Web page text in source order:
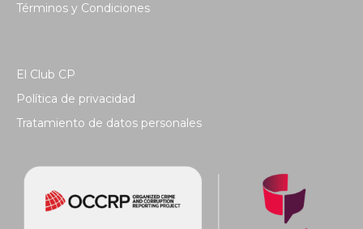
Términos y Condiciones
El Club CP
Política de privacidad
Tratamiento de datos personales